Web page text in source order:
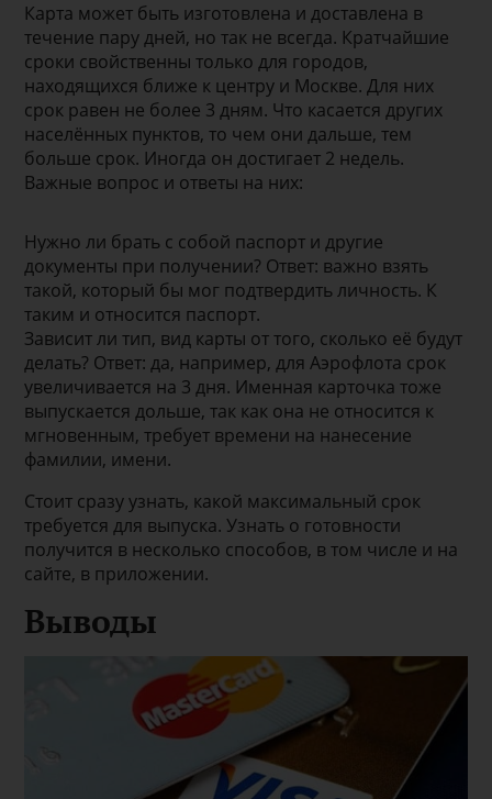
Карта может быть изготовлена и доставлена в
течение пару дней, но так не всегда. Кратчайшие
сроки свойственны только для городов,
находящихся ближе к центру и Москве. Для них
срок равен не более 3 дням. Что касается других
населённых пунктов, то чем они дальше, тем
больше срок. Иногда он достигает 2 недель.
Важные вопрос и ответы на них:
Нужно ли брать с собой паспорт и другие
документы при получении? Ответ: важно взять
такой, который бы мог подтвердить личность. К
таким и относится паспорт.
Зависит ли тип, вид карты от того, сколько её будут
делать? Ответ: да, например, для Аэрофлота срок
увеличивается на 3 дня. Именная карточка тоже
выпускается дольше, так как она не относится к
мгновенным, требует времени на нанесение
фамилии, имени.
Стоит сразу узнать, какой максимальный срок
требуется для выпуска. Узнать о готовности
получится в несколько способов, в том числе и на
сайте, в приложении.
Выводы